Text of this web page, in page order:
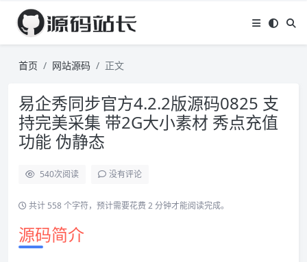
首页 网站源码 正文
易企秀同步官方4.2.2版源码0825 支
持完美采集 带2G大小素材 秀点充值
功能 伪静态
540次阅读 没有评论
共计 558 个字符，预计需要花费 2 分钟才能阅读完成。
源码简介